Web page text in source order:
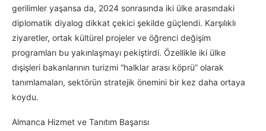
gerilimler yaşansa da, 2024 sonrasında iki ülke arasındaki
diplomatik diyalog dikkat çekici şekilde güçlendi. Karşılıklı
ziyaretler, ortak kültürel projeler ve öğrenci değişim
programları bu yakınlaşmayı pekiştirdi. Özellikle iki ülke
dışişleri bakanlarının turizmi “halklar arası köprü” olarak
tanımlamaları, sektörün stratejik önemini bir kez daha ortaya
koydu.
Almanca Hizmet ve Tanıtım Başarısı